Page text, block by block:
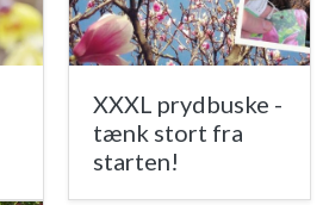
XXXL prydbuske -
tænk stort fra
starten!